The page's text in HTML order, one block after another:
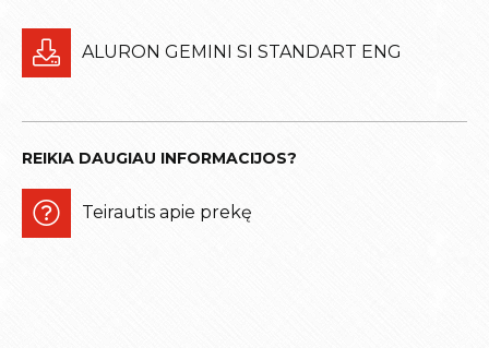
ALURON GEMINI SI STANDART ENG
REIKIA DAUGIAU INFORMACIJOS?
Teirautis apie prekę